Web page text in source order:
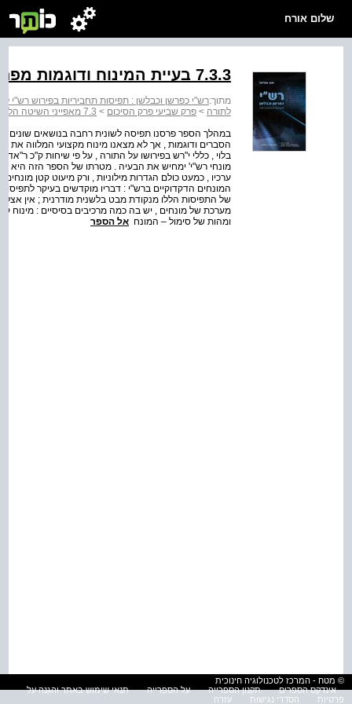
שלום אורח
7.3.3 בעיית המינוח ודוגמות מפתח
מתוך:רש"י כפרשן וכבלשן : תפיסות תחביריות בפירוש רש"י
לתורה > פרק שביעי פרק הסיכום > 7.3 מאפייני השיטה הלשונית של רש"י
במהלך הספר פרסנו תפיסה לשונית רחבה בנושאים שונים
המונחים הדקדוקיים ברש"י : דבריו מוקדשים בעיקר
מערכת של מונחים , יש בה כמה מרכיבים בסיסיים : מינוח
ומהות של סימול – המונח אל הספר
© מטח - המרכז לטכנולוגיה חינוכית
אינדקס הספרים
תקנון הספרייה על הספרייה
תנאי שימוש באתר והגנה על
פרטיות
הסדרי נגישות עזרה